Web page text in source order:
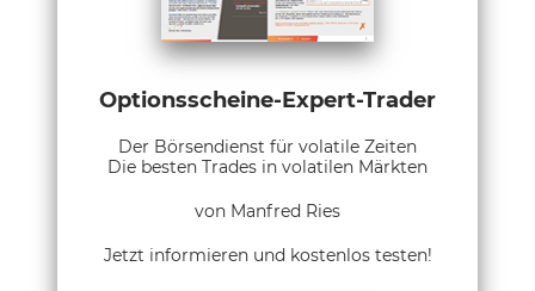
Optionsscheine-Expert-Trader
Der Börsendienst für volatile Zeiten
Die besten Trades in volatilen Märkten
von Manfred Ries
Jetzt informieren und kostenlos testen!